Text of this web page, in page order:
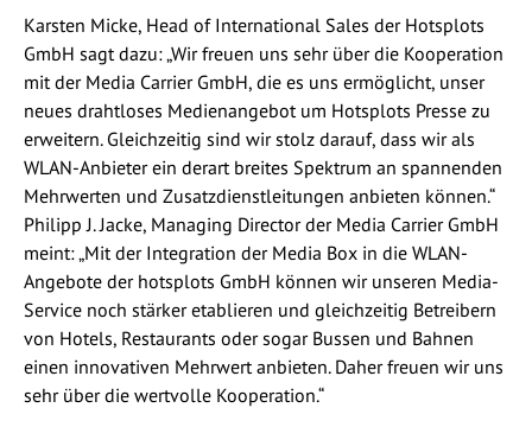
Karsten Micke, Head of International Sales der Hotsplots
GmbH sagt dazu: „Wir freuen uns sehr über die Kooperation
mit der Media Carrier GmbH, die es uns ermöglicht, unser
neues drahtloses Medienangebot um Hotsplots Presse zu
erweitern. Gleichzeitig sind wir stolz darauf, dass wir als
WLAN-Anbieter ein derart breites Spektrum an spannenden
Mehrwerten und Zusatzdienstleitungen anbieten können.“
Philipp J. Jacke, Managing Director der Media Carrier GmbH
meint: „Mit der Integration der Media Box in die WLAN-
Angebote der hotsplots GmbH können wir unseren Media-
Service noch stärker etablieren und gleichzeitig Betreibern
von Hotels, Restaurants oder sogar Bussen und Bahnen
einen innovativen Mehrwert anbieten. Daher freuen wir uns
sehr über die wertvolle Kooperation.“